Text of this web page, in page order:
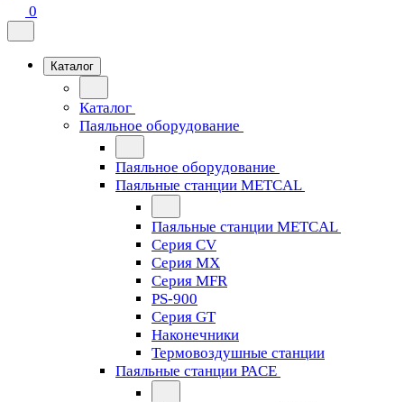
0
Каталог
Каталог
Паяльное оборудование
Паяльное оборудование
Паяльные станции METCAL
Паяльные станции METCAL
Серия CV
Серия MX
Серия MFR
PS-900
Серия GT
Наконечники
Термовоздушные станции
Паяльные станции PACE